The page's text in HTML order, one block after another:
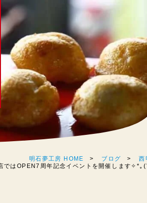
明石夢工房 HOME ブログ
西
はOPEN7周年記念イベントを開催します✧*｡